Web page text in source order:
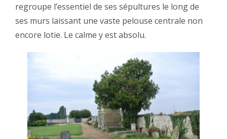
regroupe l’essentiel de ses sépultures le long de
ses murs laissant une vaste pelouse centrale non
encore lotie. Le calme y est absolu.